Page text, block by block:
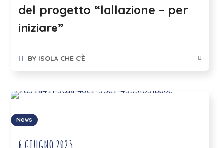
del progetto “lallazione – per
iniziare”
BY ISOLA CHE C'È
News
6 GIUGNO 2025